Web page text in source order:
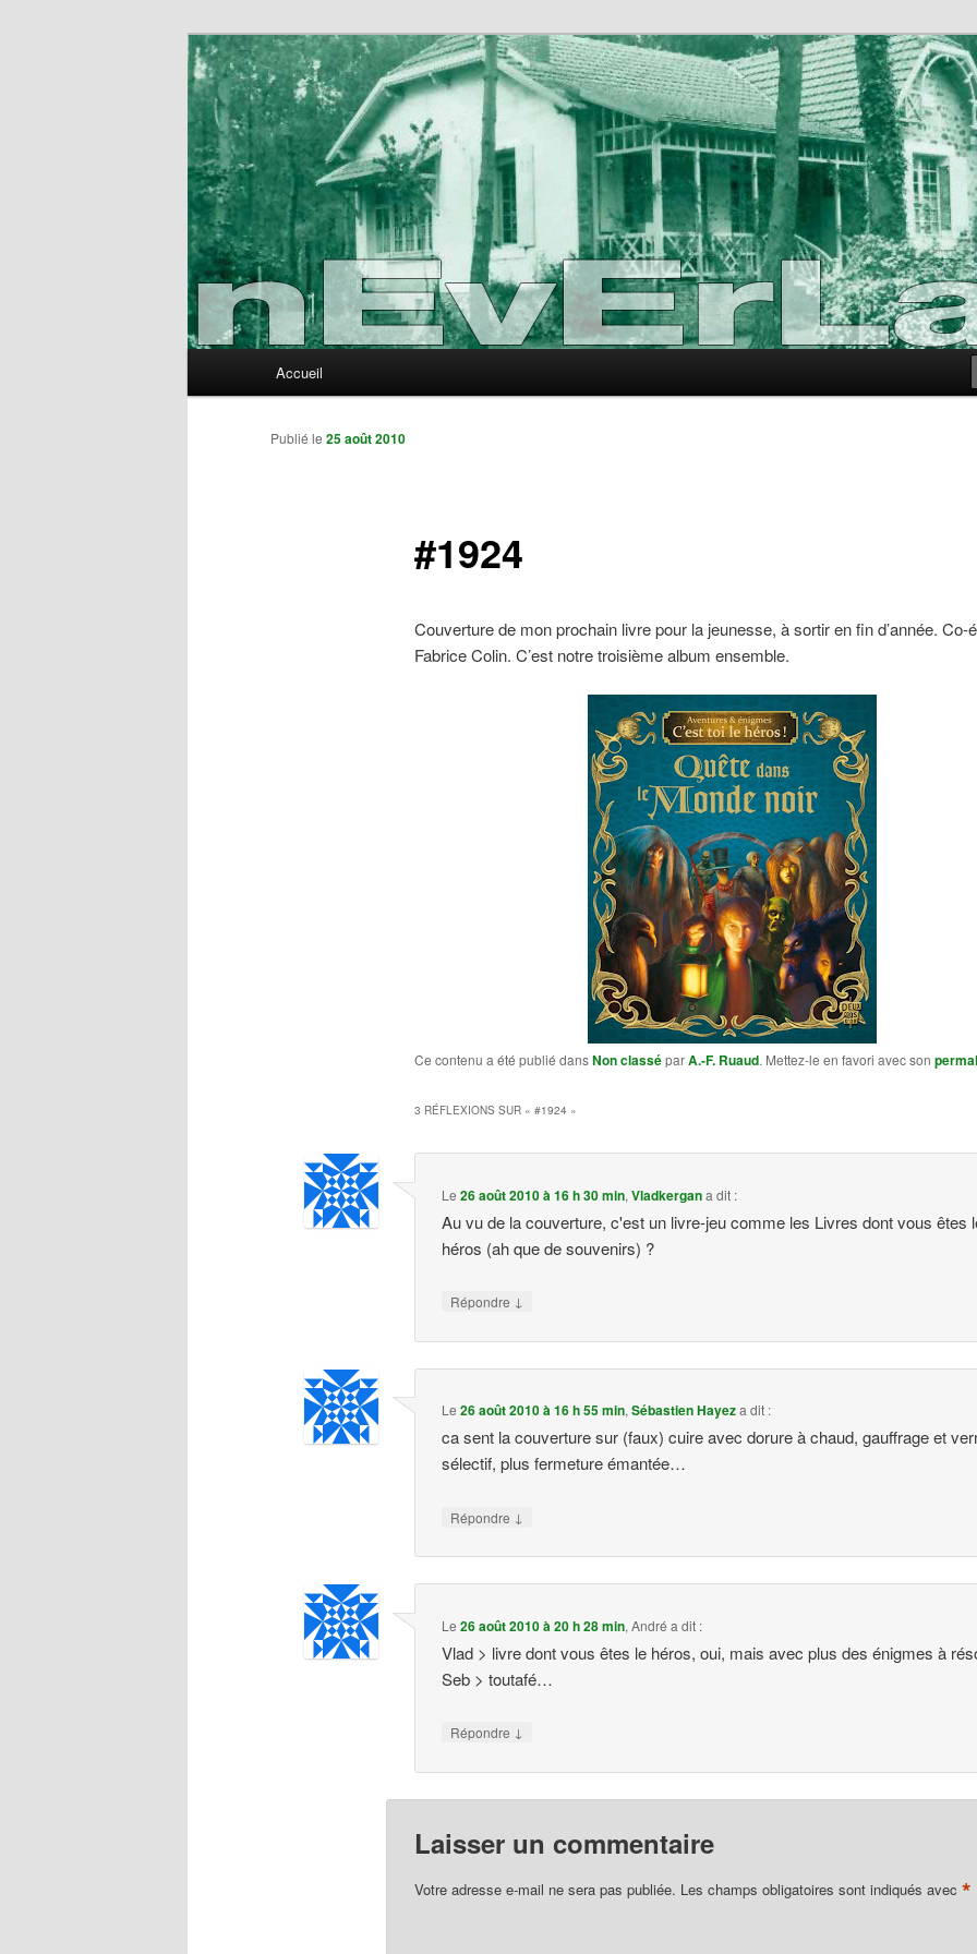
nEvErLaNd
Accueil
#1924
Publié le 25 août 2010
Couverture de mon prochain livre pour la jeunesse, à sortir en fin d’année. Co-
Fabrice Colin. C’est notre troisième album ensemble.
Ce contenu a été publié dansNon classéparA.-F. Ruaud. Mettez-le en favori avec son
3 RÉFLEXIONS SUR « #1924 »
Le26 août 2010 à 16 h 30 min,Vladkergana dit :
Au vu de la couverture, c'est un livre-jeu comme les Livres dont vous êtes
héros (ah que de souvenirs) ?
Répondre ↓
Le26 août 2010 à 16 h 55 min,Sébastien Hayeza dit :
ca sent la couverture sur (faux) cuire avec dorure à chaud, gauffrage et
sélectif, plus fermeture émantée…
Répondre ↓
Le26 août 2010 à 20 h 28 min,André a dit :
Vlad > livre dont vous êtes le héros, oui, mais avec plus des énigmes à
Seb > toutafé…
Répondre ↓
Laisser un commentaire
Votre adresse e-mail ne sera pas publiée. Les champs obligatoires sont indiqués avec *